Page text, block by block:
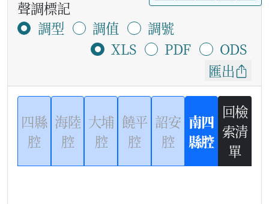
聲調標記
調型
調值
調號
XLS
PDF
ODS
匯出
四縣
腔
海陸
腔
大埔
腔
饒平
腔
詔安
腔
南四
縣腔
回檢
索清
單